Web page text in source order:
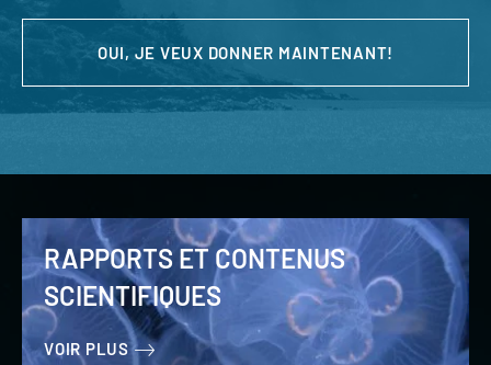
OUI, JE VEUX DONNER MAINTENANT!
RAPPORTS ET CONTENUS
SCIENTIFIQUES
VOIR PLUS